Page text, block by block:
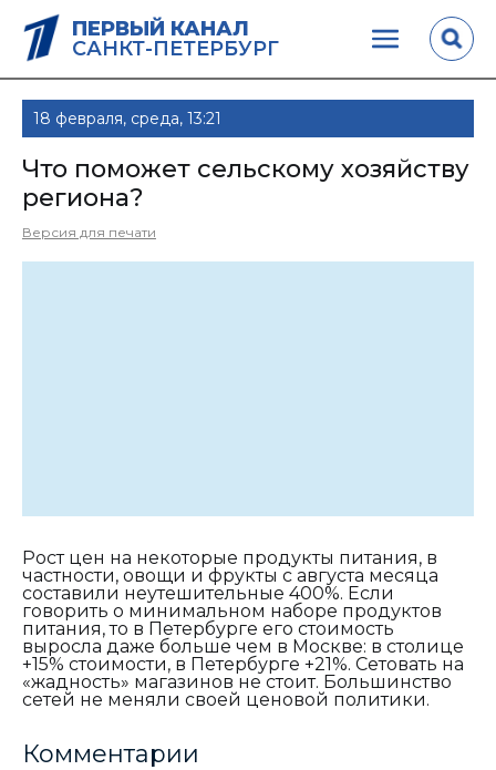
ПЕРВЫЙ КАНАЛ
САНКТ-ПЕТЕРБУРГ
18 февраля, среда, 13:21
Что поможет сельскому хозяйству
региона?
Версия для печати
Рост цен на некоторые продукты питания, в
частности, овощи и фрукты с августа месяца
составили неутешительные 400%. Если
говорить о минимальном наборе продуктов
питания, то в Петербурге его стоимость
выросла даже больше чем в Москве: в столице
+15% стоимости, в Петербурге +21%. Сетовать на
«жадность» магазинов не стоит. Большинство
сетей не меняли своей ценовой политики.
Комментарии